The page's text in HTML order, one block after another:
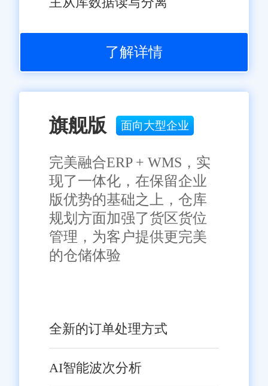
了解详情
旗舰版 面向大型企业
完美融合ERP + WMS，实
现了一体化，在保留企业
版优势的基础之上，仓库
规划方面加强了货区货位
管理，为客户提供更完美
的仓储体验
全新的订单处理方式
AI智能波次分析